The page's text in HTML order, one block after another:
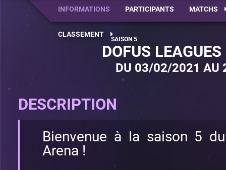
INFORMATIONS PARTICIPANTS MATCHS
CLASSEMENT
DOFUS
DU 03/02/2021 AU
DESCRIPTION
Bienvenue à la saison 5
Arena !